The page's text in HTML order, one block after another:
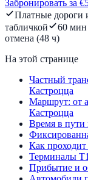
Забронировать за
Платные дороги
табличкой
60 мин
отмена (48 ч)
На этой странице
Частный
Кастроцца
Маршрут: от
Кастроцца
Время в пути
Как проходит
Терминалы
Прибытие и